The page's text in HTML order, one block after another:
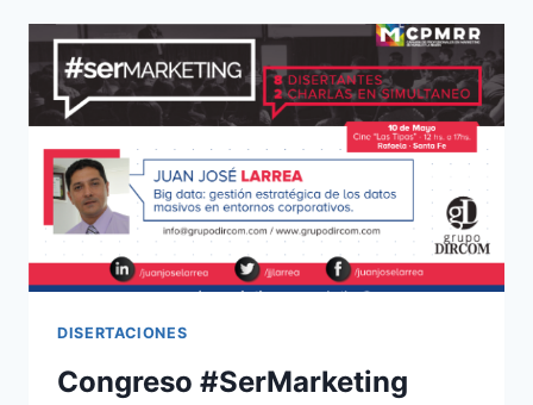
AUMENTADA
Y
REALIDAD
VIRTUAL?
DISERTACIONES
Congreso #SerMarketing